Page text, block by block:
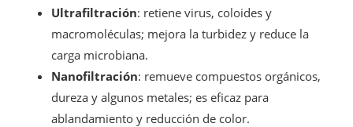
Ultrafiltración: retiene virus, coloides y
macromoléculas; mejora la turbidez y reduce la
carga microbiana.
Nanofiltración: remueve compuestos orgánicos,
dureza y algunos metales; es eficaz para
ablandamiento y reducción de color.